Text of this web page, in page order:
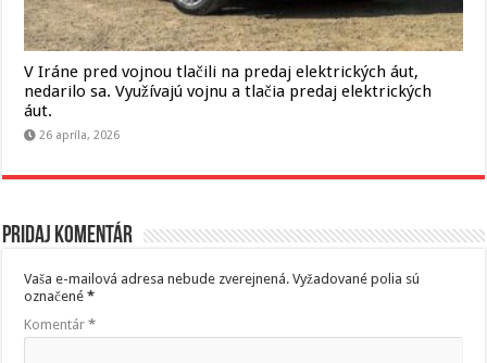
V Iráne pred vojnou tlačili na predaj elektrických áut,
nedarilo sa. Využívajú vojnu a tlačia predaj elektrických
áut.
26 apríla, 2026
Pridaj komentár
Vaša e-mailová adresa nebude zverejnená. Vyžadované polia sú
označené*
Komentár*